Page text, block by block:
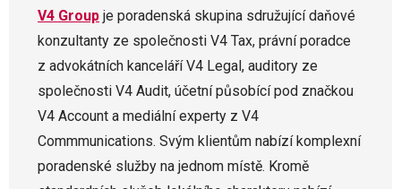
V4 Group je poradenská skupina sdružující daňové
konzultanty ze společnosti V4 Tax, právní poradce
z advokátních kanceláří V4 Legal, auditory ze
společnosti V4 Audit, účetní působící pod značkou
V4 Account a mediální experty z V4
Commmunications. Svým klientům nabízí komplexní
poradenské služby na jednom místě. Kromě